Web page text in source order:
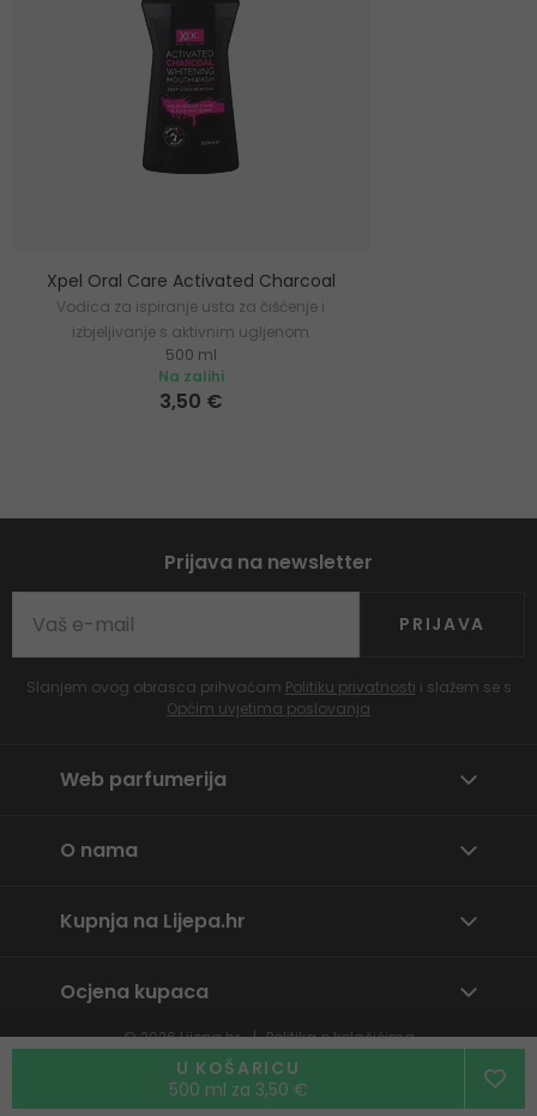
U KOŠARICU
500 ml za 3,50 €
Xpel Oral Care Activated Charcoal
Vodica za ispiranje usta za čišćenje i
izbjeljivanje s aktivnim ugljenom
500 ml
Na zalihi
3,50 €
Prijava na newsletter
PRIJAVA
Slanjem ovog obrasca prihvaćam Politiku privatnosti i slažem se s
Općim uvjetima poslovanja
Web parfumerija
O nama
Kupnja na Lijepa.hr
Ocjena kupaca
© 2026Lijepa.hr
Politika o kolačićima
Prijavite neprikladan sadržaj
Bywpj.cz